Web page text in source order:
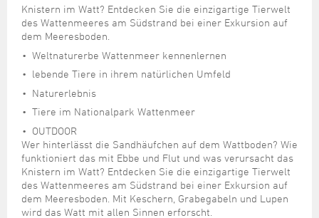
Umwelt-, Natur- und Klimaschutz
Wohnen, Bauen
Wahlen
Schule
Sterbefall
Studium
Umzug und Neubürger
Online-Terminvergabe
Ratsinformationssystem
Städtische Dienststellen
Stadtrecht
Telefonverzeichnis
Wirtschaftsstruktur
Unternehmensnachfolge
Stadtarchiv
Volkshochschule
Weiterbildung
Kulturzentrum Pumpwerk
Maritime Meile
Museen und Ausstellungen
Schiffe, Häfen und Meer erleben
Städtepartnerschaften
Stadtpark
Tag des offenen Denkmals
Veranstaltungsorte
Knistern im Watt? Entdecken Sie die einzigartige Tierwelt
des Wattenmeeres am Südstrand bei einer Exkursion auf
dem Meeresboden.
Weltnaturerbe Wattenmeer kennenlernen
lebende Tiere in ihrem natürlichen Umfeld
Naturerlebnis
Tiere im Nationalpark Wattenmeer
OUTDOOR
Wer hinterlässt die Sandhäufchen auf dem Wattboden? Wie
funktioniert das mit Ebbe und Flut und was verursacht das
Knistern im Watt? Entdecken Sie die einzigartige Tierwelt
des Wattenmeeres am Südstrand bei einer Exkursion auf
dem Meeresboden. Mit Keschern, Grabegabeln und Lupen
wird das Watt mit allen Sinnen erforscht.